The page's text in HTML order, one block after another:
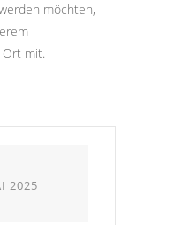
möchten,
mit.
2025